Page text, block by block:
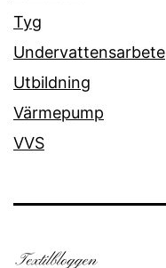
Tyg
Undervattensarbete
Utbildning
Värmepump
VVS